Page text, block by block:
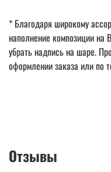
* Благодаря широкому
наполнение композиции на
убрать надпись на шаре.
оформлении заказа или по
Отзывы